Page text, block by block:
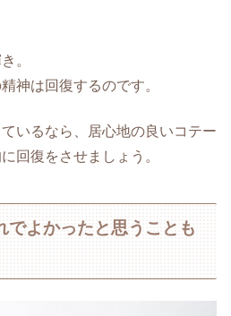
。
神は回復するのです。
いるなら、居心地の良いコテー
回復をさせましょう。
でよかったと思うことも